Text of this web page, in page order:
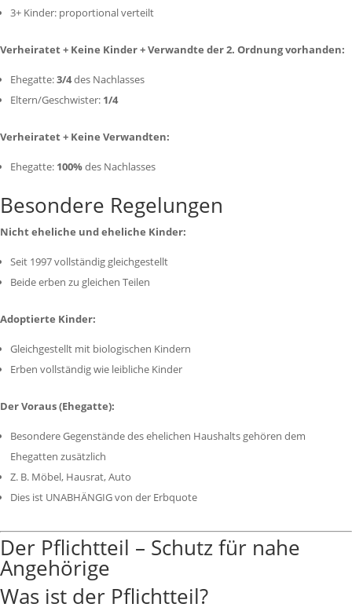
3+ Kinder: proportional verteilt
Verheiratet + Keine Kinder + Verwandte der 2. Ordnung vorhanden:
Ehegatte:3/4des Nachlasses
Eltern/Geschwister: 1/4
Verheiratet + Keine Verwandten:
Ehegatte: 100%des Nachlasses
Besondere Regelungen
Nicht eheliche und eheliche Kinder:
Seit 1997 vollständig gleichgestellt
Beide erben zu gleichen Teilen
Adoptierte Kinder:
Gleichgestellt mit biologischen Kindern
Erben vollständig wie leibliche Kinder
Der Voraus (Ehegatte):
Besondere Gegenstände des ehelichen Haushalts gehören dem
Ehegatten zusätzlich
Z. B. Möbel, Hausrat, Auto
Dies ist UNABHÄNGIG von der Erbquote
Der Pflichtteil – Schutz für nahe
Angehörige
Was ist der Pflichtteil?